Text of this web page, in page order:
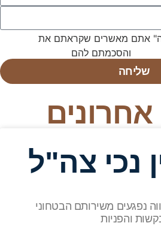
אתם מאשרים שקראתם את
והסכמתם להם
שליחה
נכי צה"ל
נפגעים משירותם הבטחוני
והפניות